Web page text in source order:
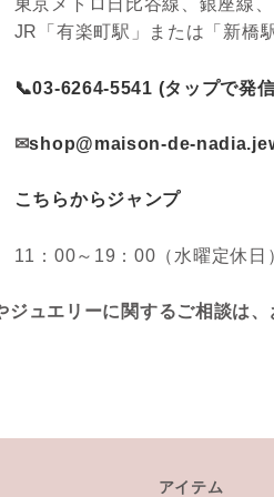
東京メトロ日比谷線、銀座線
JR「有楽町駅」または「新橋
📞03-6264-5541 (タップで発
✉shop@maison-de-
こちらからジャンプ
11：00～19：00（水曜定休日
ジュエリーに関するご相談は
アイテム